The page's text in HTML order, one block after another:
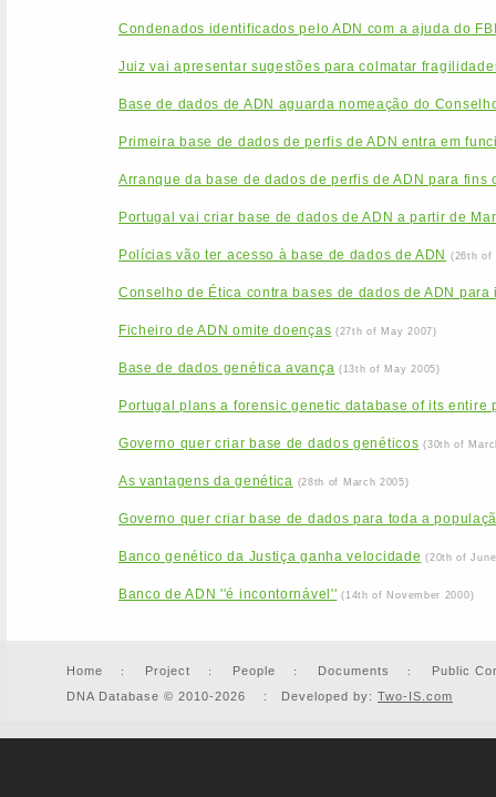
Condenados identificados pelo ADN com a ajuda do
Juiz vai apresentar sugestões para colmatar
Base de dados de ADN aguarda nomeação do
Primeira base de dados de perfis de ADN entra em
Arranque da base de dados de perfis de ADN para
Portugal vai criar base de dados de ADN a partir de
Polícias vão ter acesso à base de dados de ADN (26th of
Conselho de Ética contra bases de dados de ADN
Ficheiro de ADN omite doenças (27th of May 2007)
Base de dados genética avança (13th of May 2005)
Portugal plans a forensic genetic database of its entire
Governo quer criar base de dados genéticos (30th of
As vantagens da genética (28th of March 2005)
Governo quer criar base de dados para toda a
Banco genético da Justiça ganha velocidade (20th of
Banco de ADN ''é incontornável'' (14th of November 2000)
Home Project People Documents
Public
DNA Database © 2010-2026 : Developed by: Two-IS.com